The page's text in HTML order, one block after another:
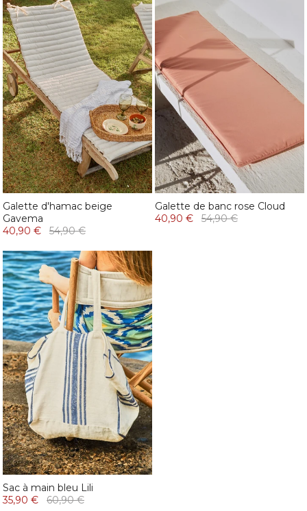
Galette d'hamac beige
Gavema
40,90 €
54,90 €
Galette de banc rose Cloud
40,90 €
54,90 €
Sac à main bleu Lili
35,90 €
60,90 €